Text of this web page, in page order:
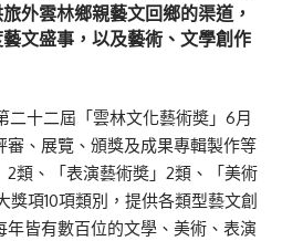
外雲林鄉親藝文回鄉的渠道，
文盛事，以及藝術、文學創作
二十二屆「雲林文化藝術奬」6月
、展覽、頒獎及成果專輯製作等
類、「表演藝術奬」2類、「美術
項10項類別，提供各類型藝文創
皆有數百位的文學、美術、表演